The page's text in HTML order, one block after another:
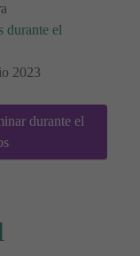
durante el
2023
durante el